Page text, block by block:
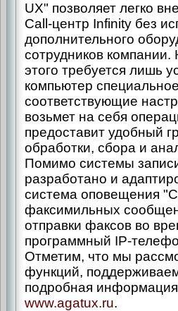
UX" позволяет легко
Call-центр Infinity без
дополнительного
сотрудников
этого требуется лишь
компьютер
соответствующие
возьмет на себя
предоставит удобный
обработки, сбора и
Помимо системы
разработано и
система оповещения
факсимильных
отправки факсов во
программный IP-
Отметим, что мы
функций,
подробная
www.agatux.ru.